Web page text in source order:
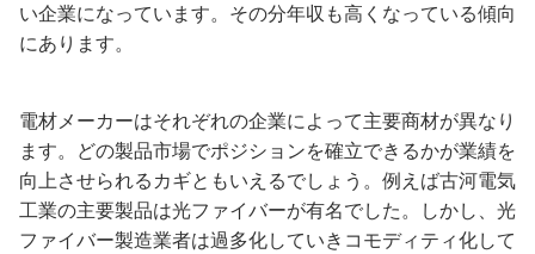
い企業になっています。その分年収も高くなっている傾向
にあります。
電材メーカーはそれぞれの企業によって主要商材が異なり
ます。どの製品市場でポジションを確立できるかが業績を
向上させられるカギともいえるでしょう。例えば古河電気
工業の主要製品は光ファイバーが有名でした。しかし、光
ファイバー製造業者は過多化していきコモディティ化して